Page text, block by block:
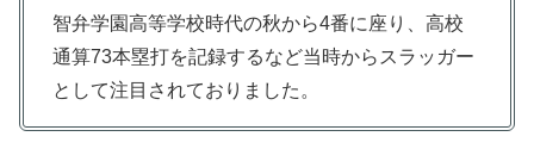
智弁学園高等学校時代の秋から4番に座り、高校
通算73本塁打を記録するなど当時からスラッガー
として注目されておりました。